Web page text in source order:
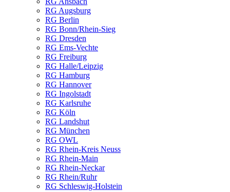
RG Augsburg
RG Berlin
RG Bonn/Rhein-Sieg
RG Dresden
RG Ems-Vechte
RG Freiburg
RG Halle/Leipzig
RG Hamburg
RG Hannover
RG Ingolstadt
RG Karlsruhe
RG Köln
RG Landshut
RG München
RG OWL
RG Rhein-Kreis Neuss
RG Rhein-Main
RG Rhein-Neckar
RG Rhein/Ruhr
RG Schleswig-Holstein